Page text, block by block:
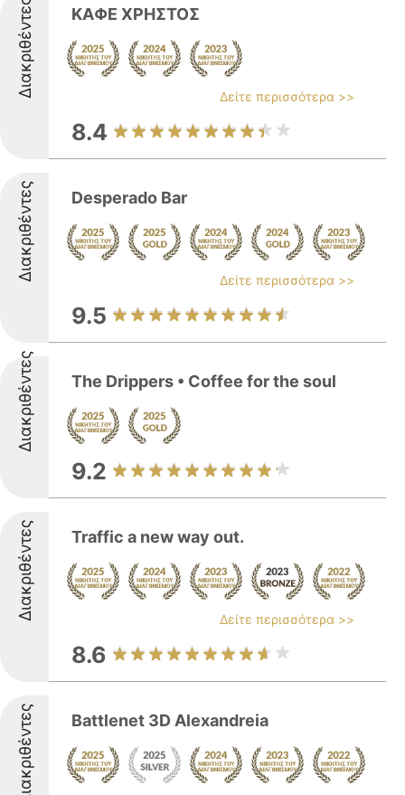
Διακριθέντες ΚΑΦΕ ΧΡΗΣΤΟΣ
Δείτε περισσότερα >>
8.4
Διακριθέντες Desperado Bar
Δείτε περισσότερα >>
9.5
Διακριθέντες The Drippers • Coffee for the soul
9.2
Διακριθέντες Traffic a new way out.
Δείτε περισσότερα >>
8.6
Διακριθέντες Battlenet 3D Alexandreia